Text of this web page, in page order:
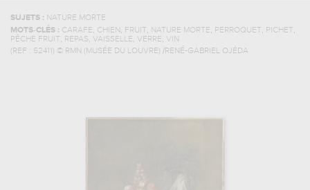
SUJETS : NATURE MORTE
MOTS-CLÉS : CARAFE, CHIEN , FRUIT, NATURE MORTE, PERROQUET, PICHET,
PÊCHE FRUIT, REPAS, VAISSELLE, VERRE, VIN
(REF : 52411 ) © RMN (MUSÉE DU LOUVRE) /RENÉ-GABRIEL OJÉDA